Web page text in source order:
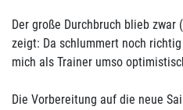
Der große Durchbruch blieb zwar
zeigt: Da schlummert noch
mich als Trainer umso
Die Vorbereitung auf die neue